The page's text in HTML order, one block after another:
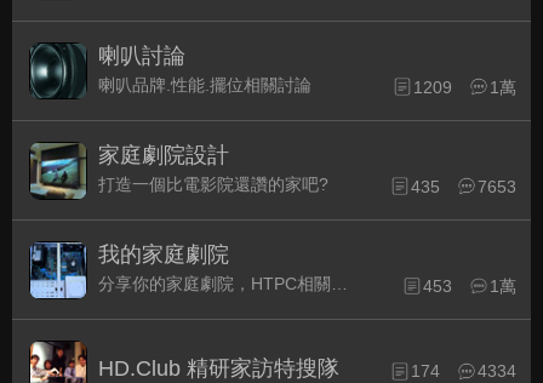
喇叭討論
喇叭品牌.性能.擺位相關討論 1209 1萬
家庭劇院設計
打造一個比電影院還讚的家吧? 435 7653
我的家庭劇院
453 1萬
HD.Club 精研家訪特搜隊 174 4334